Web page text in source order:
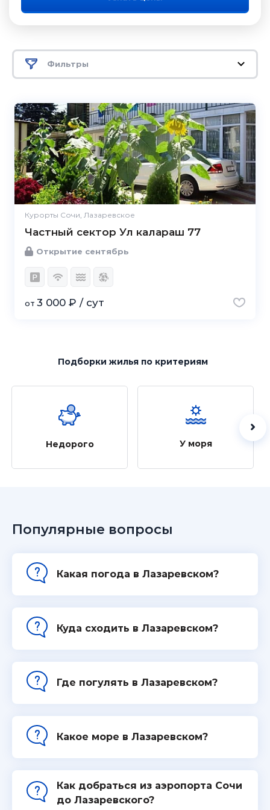
Фильтры
Курорты Сочи, Лазаревское
Частный сектор Ул калараш 77
Открытие сентябрь
от 3 000 ₽ / сут
Подборки жильяпо критериям
Недорого У моря
Популярные вопросы
Какая погода в Лазаревском?
Куда сходить в Лазаревском?
Где погулять в Лазаревском?
Какое море в Лазаревском?
Как добраться из аэропорта Сочи
до Лазаревского?